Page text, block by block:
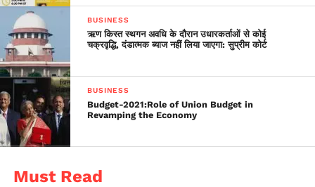
BUSINESS
ऋण किस्त स्थगन अवधि के दौरान उधारकर्ताओं से कोई
चक्रवृद्धि, दंडात्मक ब्याज नहीं लिया जाएगा: सुप्रीम कोर्ट
BUSINESS
Budget-2021:Role of Union Budget in
Revamping the Economy
Must Read